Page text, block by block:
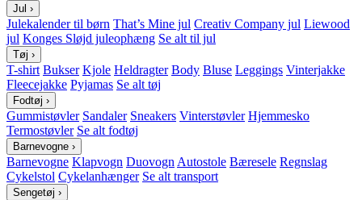
Jul ›
Julekalender til børn That’s Mine jul Creativ Company jul Liewood
jul Konges Sløjd juleophæng Se alt til jul
Tøj ›
T-shirt Bukser Kjole Heldragter Body Bluse Leggings Vinterjakke
Fleecejakke Pyjamas Se alt tøj
Fodtøj ›
Gummistøvler Sandaler Sneakers Vinterstøvler Hjemmesko
Termostøvler Se alt fodtøj
Barnevogne ›
Barnevogne Klapvogn Duovogn Autostole Bæresele Regnslag
Cykelstol Cykelanhænger Se alt transport
Sengetøj ›